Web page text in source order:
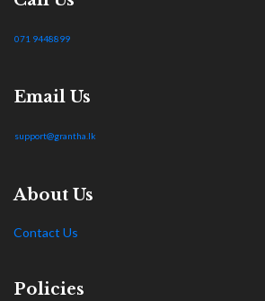
071 9448899
Email Us
support@grantha.lk
About Us
Contact Us
Policies